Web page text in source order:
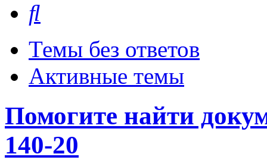
Темы без ответов
Активные темы
Помогите найти
140-20